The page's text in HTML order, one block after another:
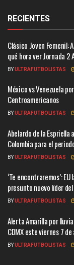
RECIENTES
Clásico Joven Femenil:
qué hora ver Jornada
BYULTRAFUTBOLISTAS
México vs Venezuela
Centroamericanos
BYULTRAFUTBOLISTAS
Abelardo de la Espriella
Colombia para el
BYULTRAFUTBOLISTAS
‘Te encontraremos’:
presunto nuevo líder del
BYULTRAFUTBOLISTAS
Alerta Amarilla por
CDMX este viernes 7
BYULTRAFUTBOLISTAS